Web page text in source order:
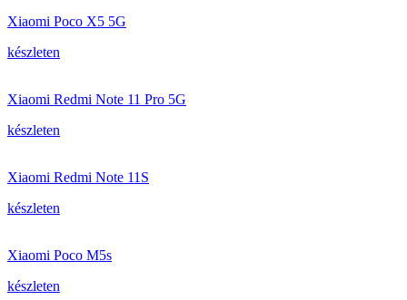
Xiaomi Poco X5 5G
készleten
Xiaomi Redmi Note 11 Pro 5G
készleten
Xiaomi Redmi Note 11S
készleten
Xiaomi Poco M5s
készleten